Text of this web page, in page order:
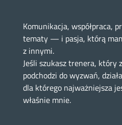
Komunikacja, współpraca,
tematy — i pasja, którą
z innymi.
Jeśli szukasz trenera, który
podchodzi do wyzwań,
dla którego najważniejsza
właśnie mnie.